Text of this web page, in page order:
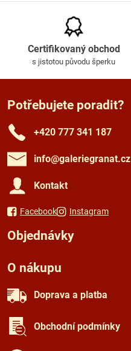
Certifikovaný obchod
s jistotou původu šperku
Potřebujete poradit?
+420 777 341 187
info​@galeriegranat​.cz
Kontakt
Facebook Instagram
Objednávky
O nákupu
Doprava a platba
Obchodní podmínky